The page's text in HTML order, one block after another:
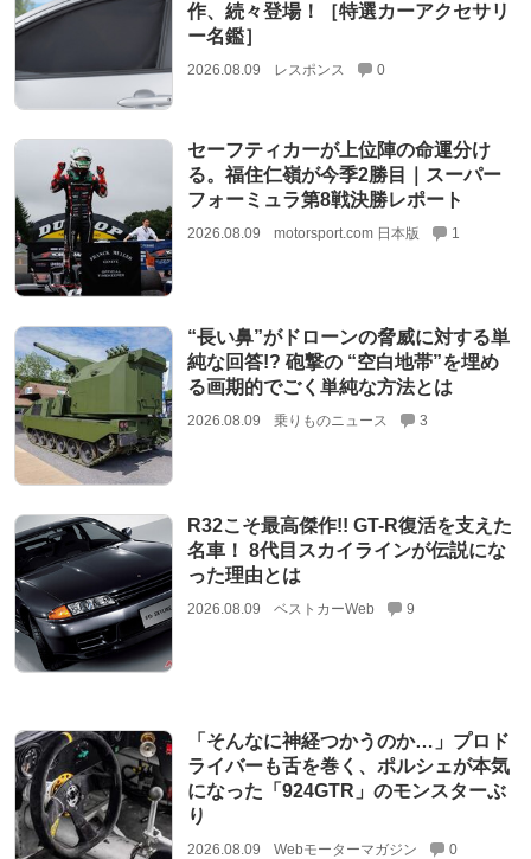
作、続々登場！［特選カーアクセサリ
ー名鑑］
2026.08.09 レスポンス 0
セーフティカーが上位陣の命運分け
る。福住仁嶺が今季2勝目｜スーパー
フォーミュラ第8戦決勝レポート
2026.08.09 motorsport.com 日本版 1
“長い鼻”がドローンの脅威に対する単
純な回答!? 砲撃の “空白地帯”を埋め
る画期的でごく単純な方法とは
2026.08.09 乗りものニュース 3
R32こそ最高傑作!! GT-R復活を支えた
名車！ 8代目スカイラインが伝説にな
った理由とは
2026.08.09 ベストカーWeb 9
「そんなに神経つかうのか…」プロド
ライバーも舌を巻く、ポルシェが本気
になった「924GTR」のモンスターぶ
り
2026.08.09 Webモーターマガジン 0